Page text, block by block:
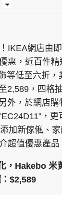
IKEA網店由
惠，近百件
等低至六折，
2,589，四格
外，於網店購
，更
加新傢俬、家
超值優惠產品
，Hakebo 米
$2,589